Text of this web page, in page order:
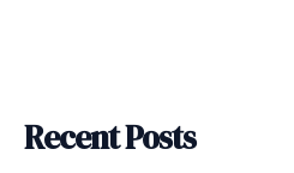
Recent Posts